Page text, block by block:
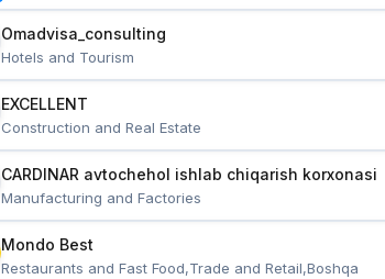
Omadvisa_consulting
Hotels and Tourism
EXCELLENT
Construction and Real Estate
CARDINAR avtochehol ishlab chiqarish korxonasi
Manufacturing and Factories
Mondo Best
Restaurants and Fast Food,Trade and Retail,Boshqa